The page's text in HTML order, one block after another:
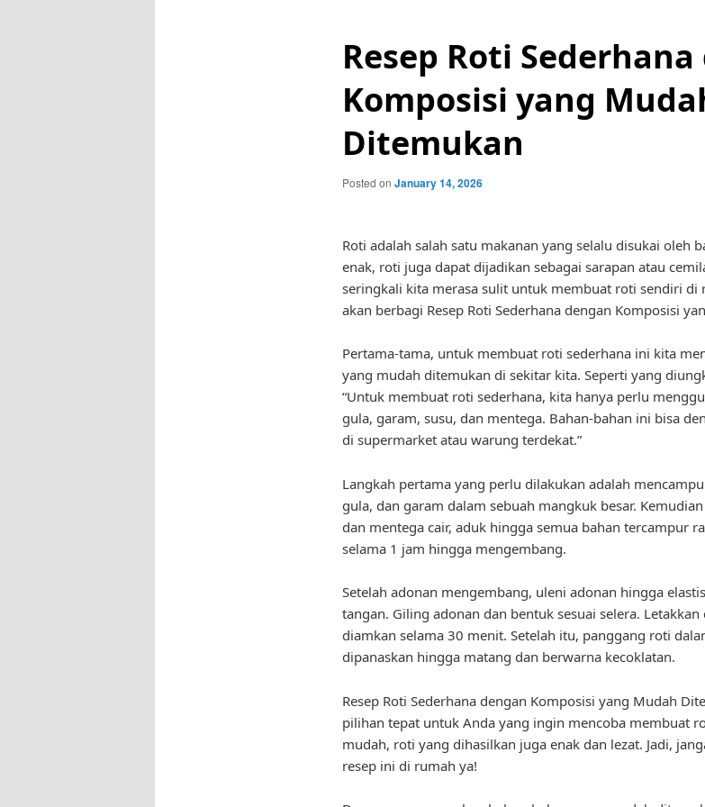
Resep Roti
Komposisi yang
Ditemukan
Posted on January 14, 2026
Roti adalah salah satu makanan yang selalu disukai oleh
enak, roti juga dapat dijadikan sebagai sarapan atau
seringkali kita merasa sulit untuk membuat roti sendiri di
akan berbagi Resep Roti Sederhana dengan Komposisi
Pertama-tama, untuk membuat roti sederhana ini kita
yang mudah ditemukan di sekitar kita. Seperti yang
“Untuk membuat roti sederhana, kita hanya perlu
gula, garam, susu, dan mentega. Bahan-bahan ini bisa
di supermarket atau warung terdekat.”
Langkah pertama yang perlu dilakukan adalah
gula, dan garam dalam sebuah mangkuk besar.
dan mentega cair, aduk hingga semua bahan tercampur
selama 1 jam hingga mengembang.
Setelah adonan mengembang, uleni adonan hingga
tangan. Giling adonan dan bentuk sesuai selera.
diamkan selama 30 menit. Setelah itu, panggang roti
dipanaskan hingga matang dan berwarna kecoklatan.
Resep Roti Sederhana dengan Komposisi yang Mudah
pilihan tepat untuk Anda yang ingin mencoba membuat
mudah, roti yang dihasilkan juga enak dan lezat. Jadi,
resep ini di rumah ya!